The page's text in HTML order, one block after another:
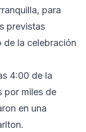
para
previstas
de la celebración
4:00 de la
por miles de
en una